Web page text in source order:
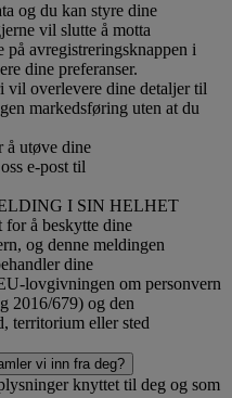
og du kan styre dine
vil slutte å motta
avregistreringsknappen i
dine preferanser.
overlevere dine detaljer til
markedsføring uten at du
å utøve dine
e-post til
I SIN HELHET
for å beskytte dine
og denne meldingen
dine
lovgivningen om personvern
2016/679) og den
territorium eller sted
vi inn fra deg?
knyttet til deg og som